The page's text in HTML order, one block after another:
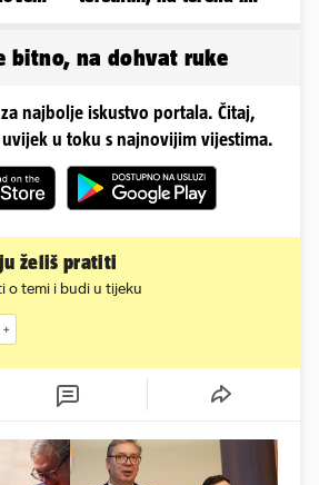
bitno, na dohvat ruke
najbolje iskustvo portala. Čitaj,
u toku s najnovijim vijestima.
želiš pratiti
o temi i budi u tijeku